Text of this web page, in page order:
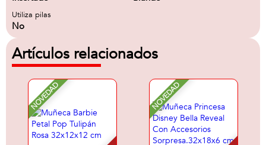
Utiliza pilas
No
Artículos relacionados
NOVEDAD NOVEDAD